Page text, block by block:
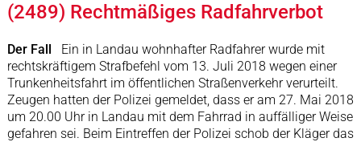
(2489) Rechtmäßiges Radfahrverbot
Der Fall Ein in Landau wohnhafter Radfahrer wurde mit
rechtskräftigem Strafbefehl vom 13. Juli 2018 wegen einer
Trunkenheitsfahrt im öffentlichen Straßenverkehr verurteilt.
Zeugen hatten der Polizei gemeldet, dass er am 27. Mai 2018
um 20.00 Uhr in Landau mit dem Fahrrad in auffälliger Weise
gefahren sei. Beim Eintreffen der Polizei schob der Kläger das